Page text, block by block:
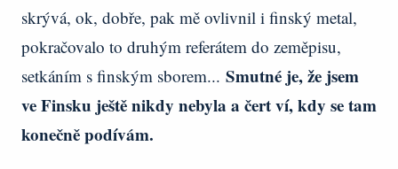
skrývá, ok, dobře, pak mě ovlivnil i finský metal,
pokračovalo to druhým referátem do zeměpisu,
setkáním s finským sborem... Smutné je, že jsem
ve Finsku ještě nikdy nebyla a čert ví, kdy se tam
konečně podívám.